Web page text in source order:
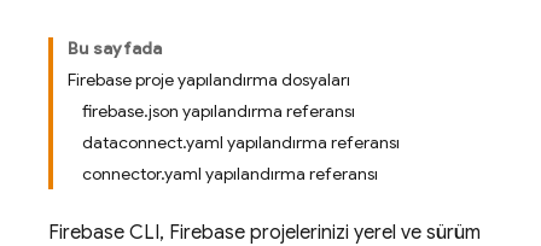
Bu sayfada
Firebase proje yapılandırma dosyaları
firebase.json yapılandırma referansı
dataconnect.yaml yapılandırma referansı
connector.yaml yapılandırma referansı
Firebase CLI, Firebase projelerinizi yerel ve sürüm